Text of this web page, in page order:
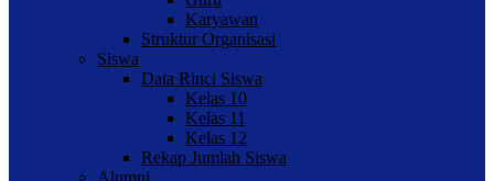
Karyawan
Struktur Organisasi
Siswa
Data Rinci Siswa
Kelas 10
Kelas 11
Kelas 12
Rekap Jumlah Siswa
Alumni